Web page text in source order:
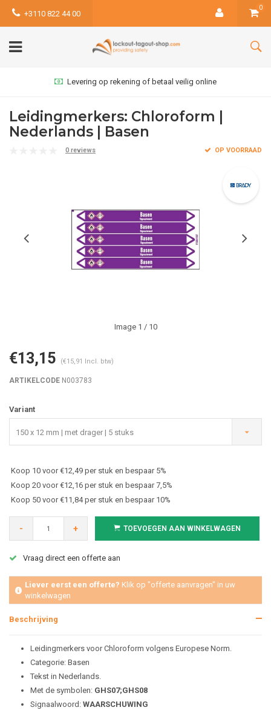
+3110 822 44 00
0
Levering op rekening of betaal veilig online
Leidingmerkers: Chloroform |
Nederlands | Basen
0 reviews OP VOORRAAD
Image 1 / 10
€13,15 (€15,91 Incl. btw)
ARTIKELCODE N003783
Variant
150 x 12 mm | met drager | 5 stuks
Koop 10 voor €12,49 per stuk en bespaar 5%
Koop 20 voor €12,16 per stuk en bespaar 7,5%
Koop 50 voor €11,84 per stuk en bespaar 10%
- + TOEVOEGEN AAN WINKELWAGEN
Vraag direct een offerte aan
Liever eerst een offerte? Klik op "offerte aanvragen" in uw
winkelwagen
Beschrijving
Leidingmerkers voor Chloroform volgens Europese Norm.
Categorie: Basen
Tekst in Nederlands.
Met de symbolen: GHS07;GHS08
Signaalwoord: WAARSCHUWING